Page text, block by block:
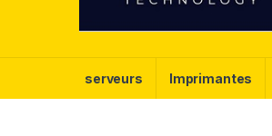
serveurs Imprimantes